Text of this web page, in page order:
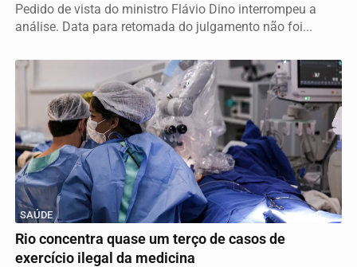
Pedido de vista do ministro Flávio Dino interrompeu a
análise. Data para retomada do julgamento não foi...
SAÚDE
Rio concentra quase um terço de casos de
exercício ilegal da medicina